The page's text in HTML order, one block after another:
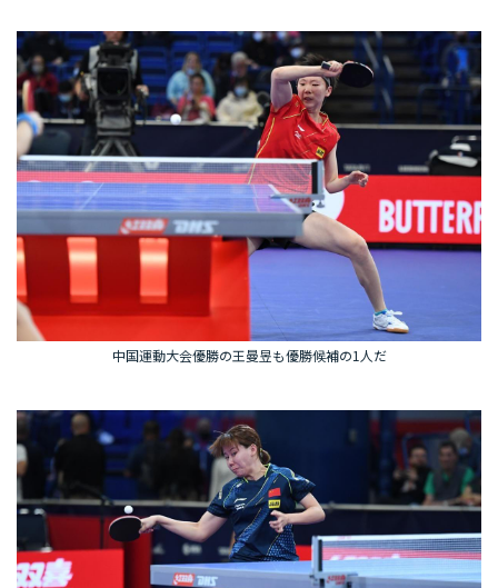
中国運動大会優勝の王曼昱も優勝候補の1人だ